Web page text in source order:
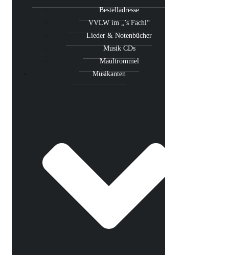
Bestelladresse
VVLW im „’s Fachl“
Lieder & Notenbücher
Musik CDs
Maultrommel
Musikanten